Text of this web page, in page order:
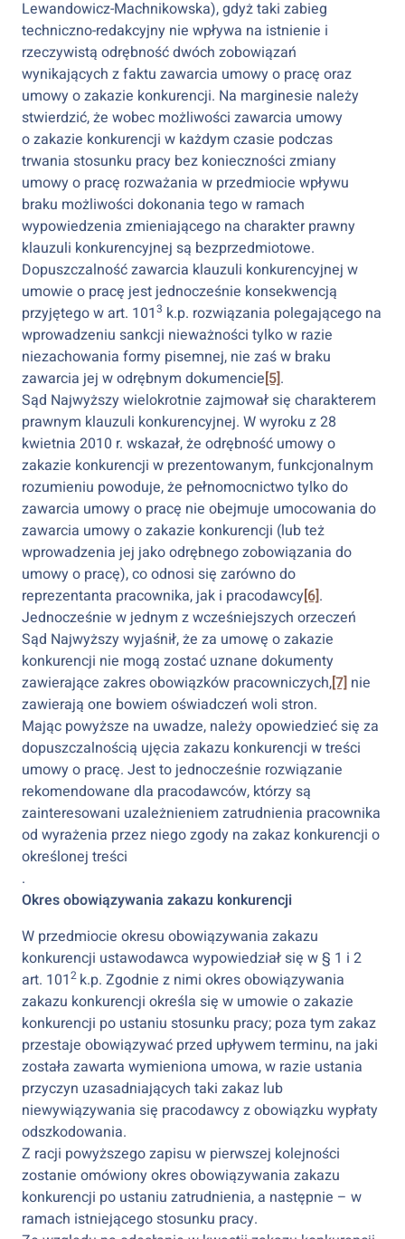
Lewandowicz-Machnikowska), gdyż taki zabieg
techniczno-redakcyjny nie wpływa na istnienie i
rzeczywistą odrębność dwóch zobowiązań
wynikających z faktu zawarcia umowy o pracę oraz
umowy o zakazie konkurencji. Na marginesie należy
stwierdzić, że wobec możliwości zawarcia umowy
o zakazie konkurencji w każdym czasie podczas
trwania stosunku pracy bez konieczności zmiany
umowy o pracę rozważania w przedmiocie wpływu
braku możliwości dokonania tego w ramach
wypowiedzenia zmieniającego na charakter prawny
klauzuli konkurencyjnej są bezprzedmiotowe.
Dopuszczalność zawarcia klauzuli konkurencyjnej w
umowie o pracę jest jednocześnie konsekwencją
przyjętego w art. 1013 k.p. rozwiązania polegającego na
wprowadzeniu sankcji nieważności tylko w razie
niezachowania formy pisemnej, nie zaś w braku
zawarcia jej w odrębnym dokumencie[5].
Sąd Najwyższy wielokrotnie zajmował się charakterem
prawnym klauzuli konkurencyjnej. W wyroku z 28
kwietnia 2010 r. wskazał, że odrębność umowy o
zakazie konkurencji w prezentowanym, funkcjonalnym
rozumieniu powoduje, że pełnomocnictwo tylko do
zawarcia umowy o pracę nie obejmuje umocowania do
zawarcia umowy o zakazie konkurencji (lub też
wprowadzenia jej jako odrębnego zobowiązania do
umowy o pracę), co odnosi się zarówno do
reprezentanta pracownika, jak i pracodawcy[6].
Jednocześnie w jednym z wcześniejszych orzeczeń
Sąd Najwyższy wyjaśnił, że za umowę o zakazie
konkurencji nie mogą zostać uznane dokumenty
zawierające zakres obowiązków pracowniczych,[7] nie
zawierają one bowiem oświadczeń woli stron.
Mając powyższe na uwadze, należy opowiedzieć się za
dopuszczalnością ujęcia zakazu konkurencji w treści
umowy o pracę. Jest to jednocześnie rozwiązanie
rekomendowane dla pracodawców, którzy są
zainteresowani uzależnieniem zatrudnienia pracownika
od wyrażenia przez niego zgody na zakaz konkurencji o
określonej treści
.
Okres obowiązywania zakazu konkurencji
W przedmiocie okresu obowiązywania zakazu
konkurencji ustawodawca wypowiedział się w § 1 i 2
art. 1012 k.p. Zgodnie z nimi okres obowiązywania
zakazu konkurencji określa się w umowie o zakazie
konkurencji po ustaniu stosunku pracy; poza tym zakaz
przestaje obowiązywać przed upływem terminu, na jaki
została zawarta wymieniona umowa, w razie ustania
przyczyn uzasadniających taki zakaz lub
niewywiązywania się pracodawcy z obowiązku wypłaty
odszkodowania.
Z racji powyższego zapisu w pierwszej kolejności
zostanie omówiony okres obowiązywania zakazu
konkurencji po ustaniu zatrudnienia, a następnie – w
ramach istniejącego stosunku pracy.